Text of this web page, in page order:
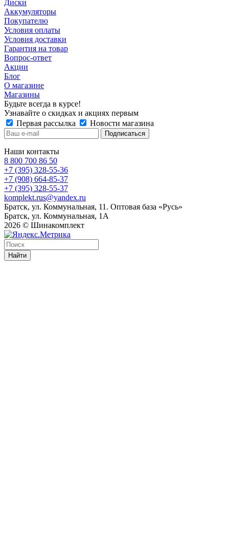
Диски
Аккумуляторы
Покупателю
Условия оплаты
Условия доставки
Гарантия на товар
Вопрос-ответ
Акции
Блог
О магазине
Магазины
Будьте всегда в курсе!
Узнавайте о скидках и акциях первым
Первая рассылка
Новости магазина
Наши контакты
8 800 700 86 50
+7 (395) 328-55-36
+7 (908) 664-85-37
+7 (395) 328-55-37
komplekt.rus@yandex.ru
Братск, ул. Коммунальная, 11. Оптовая база «Русь»
Братск, ул. Коммунальная, 1А
2026 © Шинакомплект
Найти